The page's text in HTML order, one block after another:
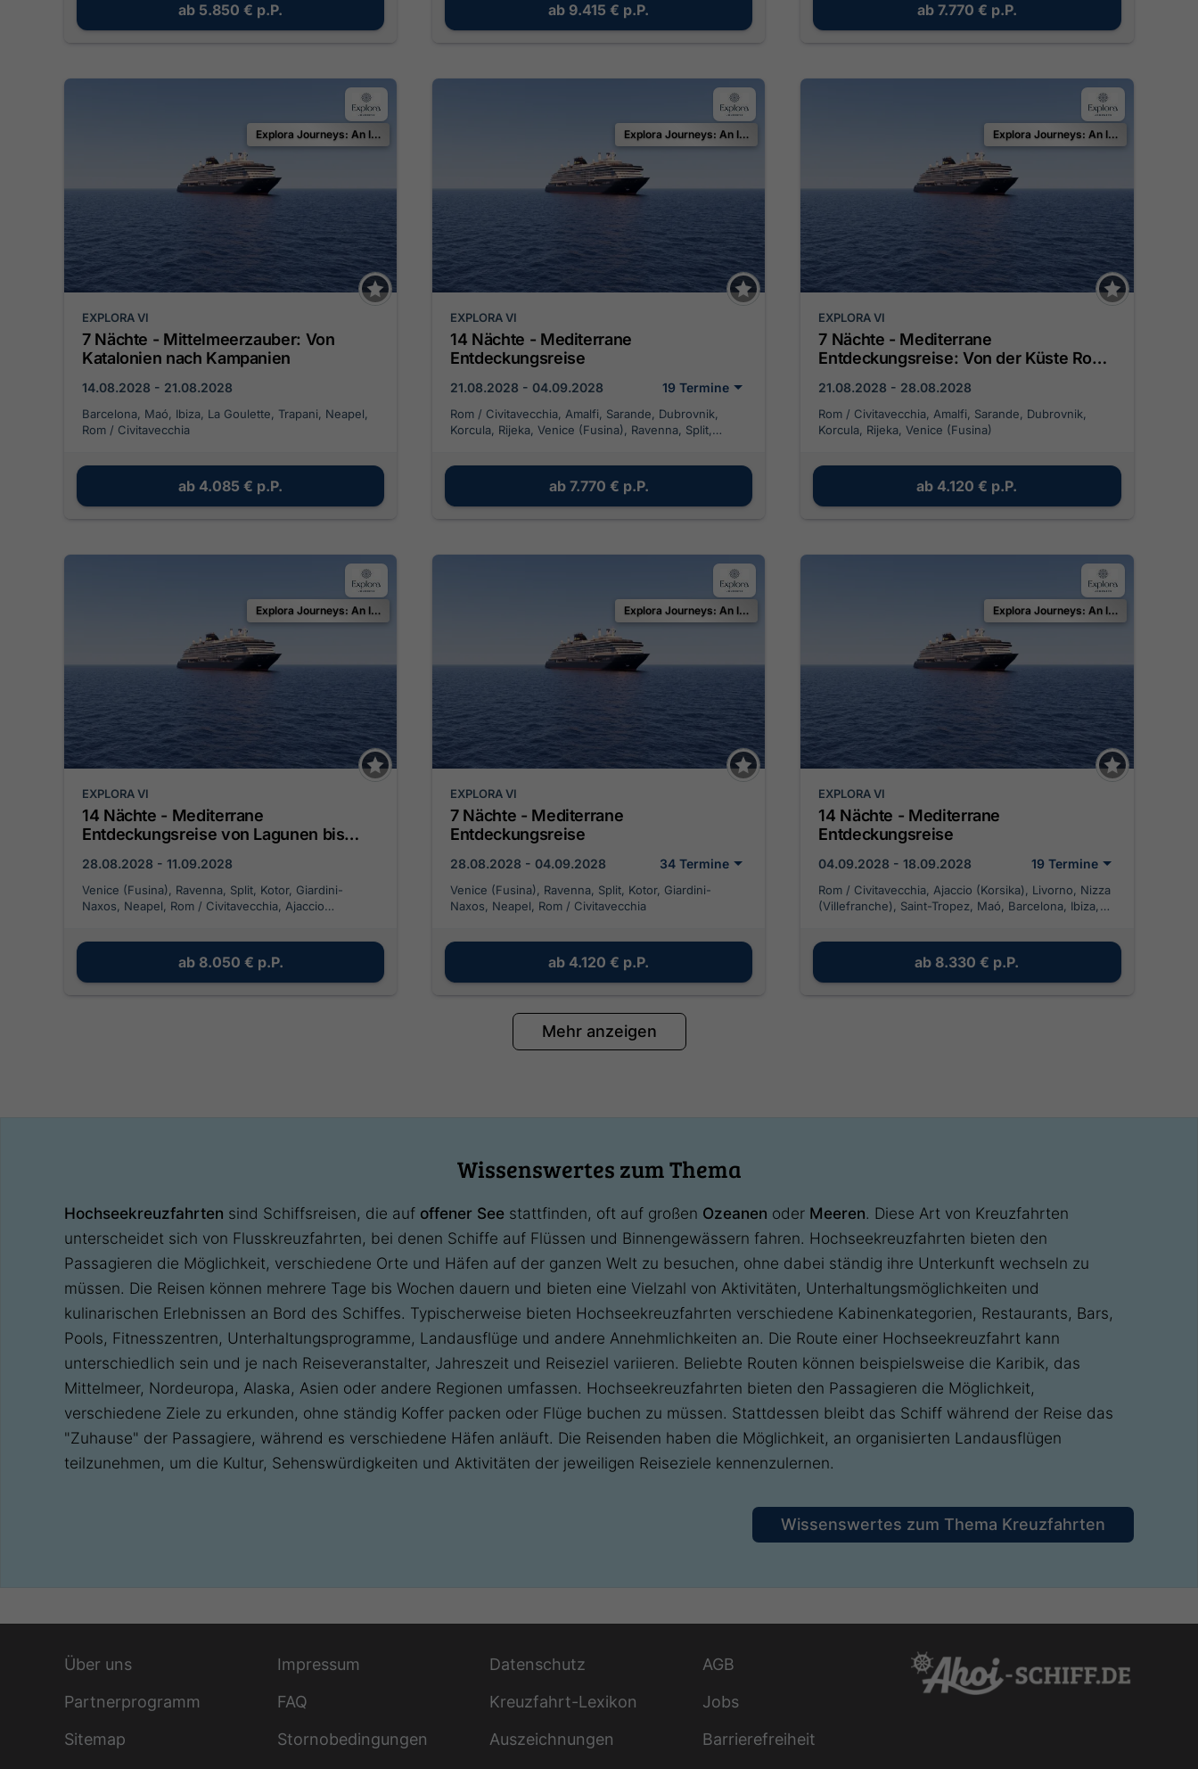
ab 5.850 € p.P. ab 9.415 € p.P. ab 7.770 € p.P.
Explora Journeys: An Invitation to Celebrate
EXPLORA VI
7 Nächte - Mittelmeerzauber: Von
Katalonien nach Kampanien
14.08.2028 - 21.08.2028
Barcelona, Maó, Ibiza, La Goulette, Trapani, Neapel,
Rom / Civitavecchia
ab 4.085 € p.P.
Explora Journeys: An Invitation to Celebrate
EXPLORA VI
14 Nächte - Mediterrane
Entdeckungsreise
21.08.2028 - 04.09.2028 19 Termine
Rom / Civitavecchia, Amalfi, Sarande, Dubrovnik,
Korcula, Rijeka, Venice (Fusina), Ravenna, Split,
ab 7.770 € p.P.
Explora Journeys: An Invitation to Celebrate
EXPLORA VI
7 Nächte - Mediterrane
Entdeckungsreise: Von der Küste Roms
21.08.2028 - 28.08.2028
Rom / Civitavecchia, Amalfi, Sarande, Dubrovnik,
Korcula, Rijeka, Venice (Fusina)
ab 4.120 € p.P.
Explora Journeys: An Invitation to Celebrate
EXPLORA VI
14 Nächte - Mediterrane
Entdeckungsreise von Lagunen bis
28.08.2028 - 11.09.2028
Venice (Fusina), Ravenna, Split, Kotor, Giardini-
Naxos, Neapel, Rom / Civitavecchia, Ajaccio
ab 8.050 € p.P.
Explora Journeys: An Invitation to Celebrate
EXPLORA VI
7 Nächte - Mediterrane
Entdeckungsreise
28.08.2028 - 04.09.2028 34 Termine
Venice (Fusina), Ravenna, Split, Kotor, Giardini-
Naxos, Neapel, Rom / Civitavecchia
ab 4.120 € p.P.
Explora Journeys: An Invitation to Celebrate
EXPLORA VI
14 Nächte - Mediterrane
Entdeckungsreise
04.09.2028 - 18.09.2028 19 Termine
Rom / Civitavecchia, Ajaccio (Korsika), Livorno, Nizza
(Villefranche), Saint-Tropez, Maó, Barcelona, Ibiza,
ab 8.330 € p.P.
Mehr anzeigen
Wissenswertes zum Thema
Hochseekreuzfahrten sind Schiffsreisen, die auf offener See stattfinden, oft auf großen Ozeanen oder Meeren. Diese Art von Kreuzfahrten
unterscheidet sich von Flusskreuzfahrten, bei denen Schiffe auf Flüssen und Binnengewässern fahren. Hochseekreuzfahrten bieten den
Passagieren die Möglichkeit, verschiedene Orte und Häfen auf der ganzen Welt zu besuchen, ohne dabei ständig ihre Unterkunft wechseln zu
müssen. Die Reisen können mehrere Tage bis Wochen dauern und bieten eine Vielzahl von Aktivitäten, Unterhaltungsmöglichkeiten und
kulinarischen Erlebnissen an Bord des Schiffes. Typischerweise bieten Hochseekreuzfahrten verschiedene Kabinenkategorien, Restaurants, Bars,
Pools, Fitnesszentren, Unterhaltungsprogramme, Landausflüge und andere Annehmlichkeiten an. Die Route einer Hochseekreuzfahrt kann
unterschiedlich sein und je nach Reiseveranstalter, Jahreszeit und Reiseziel variieren. Beliebte Routen können beispielsweise die Karibik, das
Mittelmeer, Nordeuropa, Alaska, Asien oder andere Regionen umfassen. Hochseekreuzfahrten bieten den Passagieren die Möglichkeit,
verschiedene Ziele zu erkunden, ohne ständig Koffer packen oder Flüge buchen zu müssen. Stattdessen bleibt das Schiff während der Reise das
"Zuhause" der Passagiere, während es verschiedene Häfen anläuft. Die Reisenden haben die Möglichkeit, an organisierten Landausflügen
teilzunehmen, um die Kultur, Sehenswürdigkeiten und Aktivitäten der jeweiligen Reiseziele kennenzulernen.
Wissenswertes zum Thema Kreuzfahrten
Über uns Impressum Datenschutz
AGB
Partnerprogramm
FAQ Kreuzfahrt-Lexikon
Jobs
Sitemap
Stornobedingungen Auszeichnungen Barrierefreiheit